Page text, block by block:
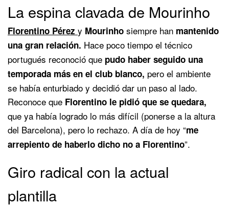
La espina clavada de Mourinho
Florentino Pérez y Mourinho siempre han mantenido
una gran relación. Hace poco tiempo el técnico
portugués reconoció que pudo haber seguido una
temporada más en el club blanco, pero el ambiente
se había enturbiado y decidió dar un paso al lado.
Reconoce que Florentino le pidió que se quedara,
que ya había logrado lo más difícil (ponerse a la altura
del Barcelona), pero lo rechazo. A día de hoy “me
arrepiento de haberlo dicho no a Florentino”.
Giro radical con la actual
plantilla